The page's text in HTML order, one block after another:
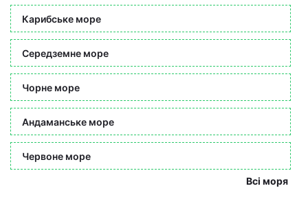
Карибське море
Середземне море
Чорне море
Андаманське море
Червоне море
Всі моря